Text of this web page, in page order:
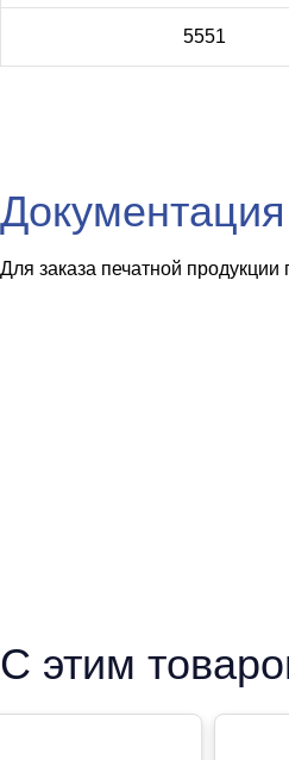
5551
Документация
Для заказа печатной
С этим